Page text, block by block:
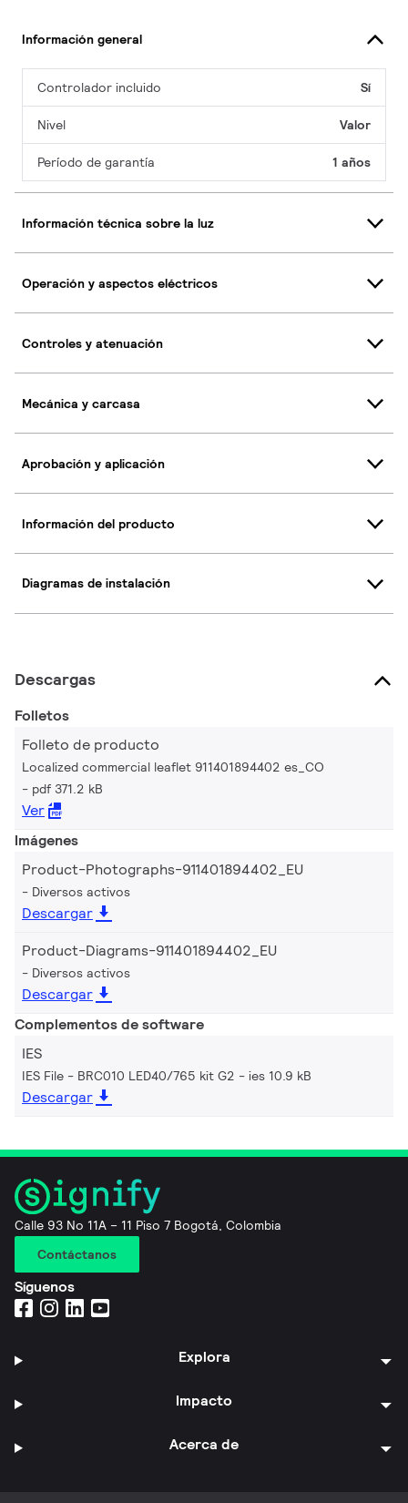
Información general
Controlador incluido Sí
Nivel Valor
Período de garantía 1 años
Información técnica sobre la luz
Operación y aspectos eléctricos
Controles y atenuación
Mecánica y carcasa
Aprobación y aplicación
Información del producto
Diagramas de instalación
Descargas
Folletos
Folleto de producto
Localized commercial leaflet 911401894402 es_CO
pdf 371.2 kB
Ver
Imágenes
Product-Photographs-911401894402_EU
Diversos activos
Descargar
Product-Diagrams-911401894402_EU
Diversos activos
Descargar
Complementos de software
IES
IES File - BRC010 LED40/765 kit G2 ies 10.9 kB
Descargar
Calle 93 No 11A – 11 Piso 7 Bogotá, Colombia
Contáctanos
Síguenos
Explora
Impacto
Acerca de